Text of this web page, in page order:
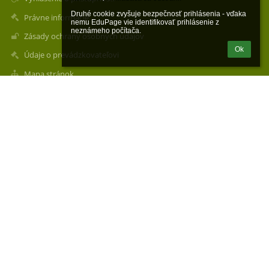
Druhé cookie zvyšuje bezpečnosť prihlásenia - vďaka
nemu EduPage vie identifikovať prihlásenie z
neznámeho počítača.
Ok
Právne informácie
Zásady ochrany osobných údajov
Údaje o prevádzkovateľovi
Mapa stránok